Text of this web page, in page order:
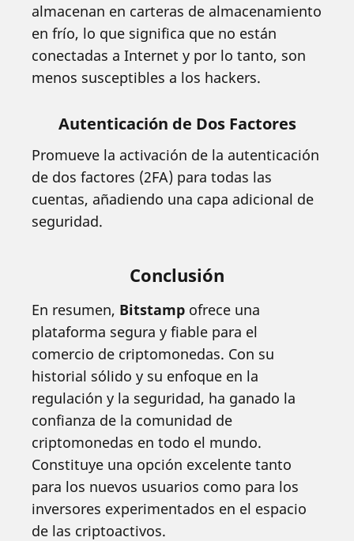
almacenan en carteras de almacenamiento
en frío, lo que significa que no están
conectadas a Internet y por lo tanto, son
menos susceptibles a los hackers.
Autenticación de Dos Factores
Promueve la activación de la autenticación
de dos factores (2FA) para todas las
cuentas, añadiendo una capa adicional de
seguridad.
Conclusión
En resumen, Bitstamp ofrece una
plataforma segura y fiable para el
comercio de criptomonedas. Con su
historial sólido y su enfoque en la
regulación y la seguridad, ha ganado la
confianza de la comunidad de
criptomonedas en todo el mundo.
Constituye una opción excelente tanto
para los nuevos usuarios como para los
inversores experimentados en el espacio
de las criptoactivos.